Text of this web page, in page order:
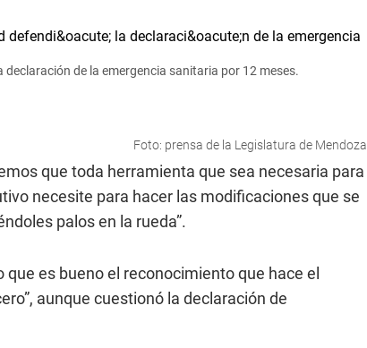
de la emergencia sanitaria por 12 meses.
Foto: prensa de la Legislatura de Mendoza
que toda herramienta que sea necesaria para
necesite para hacer las modificaciones que se
palos en la rueda”.
que es bueno el reconocimiento que hace el
aunque cuestionó la declaración de